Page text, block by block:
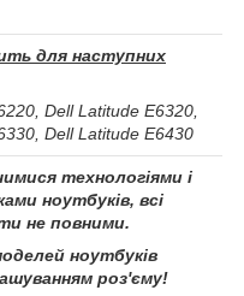
для наступних
Dell Latitude E6320,
Dell Latitude E6430
технологіями і
ноутбуків, всі
не повними.
ноутбуків
роз'єму!